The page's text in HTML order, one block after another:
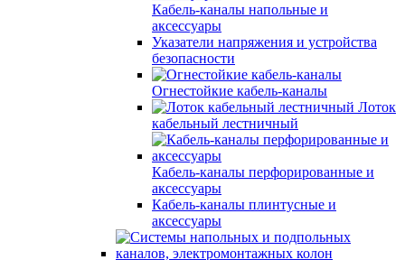
Кабель-каналы напольные и
аксессуары
Указатели напряжения и устройства
безопасности
Огнестойкие кабель-каналы
Лоток
кабельный лестничный
Кабель-каналы перфорированные и
аксессуары
Кабель-каналы плинтусные и
аксессуары